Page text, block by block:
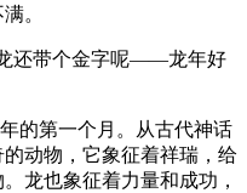
。
还带个金字呢——龙年好
的第一个月。从古代神话
动物，它象征着祥瑞，给
龙也象征着力量和成功，